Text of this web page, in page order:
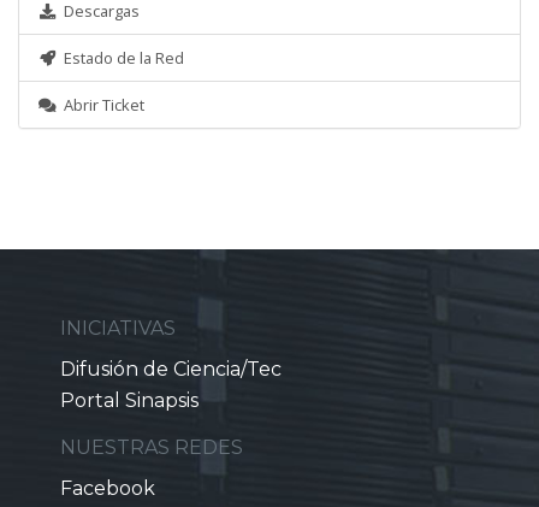
Descargas
Estado de la Red
Abrir Ticket
INICIATIVAS
Difusión de Ciencia/Tec
Portal Sinapsis
NUESTRAS REDES
Facebook